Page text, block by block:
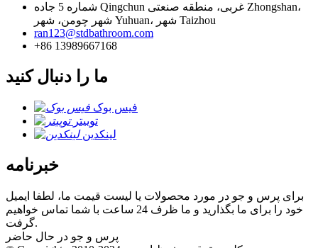
شماره 5 جاده Qingchun غربی، منطقه صنعتی Zhongshan،
شهر چومن، شهر Yuhuan، شهر Taizhou
ran123@stdbathroom.com
+86 13989667168
ما را دنبال کنید
فیس بوک
توییتر
لینکدین
خبرنامه
برای پرس و جو در مورد محصولات یا لیست قیمت ما، لطفا ایمیل
خود را برای ما بگذارید و ما ظرف 24 ساعت با شما تماس خواهیم
گرفت.
پرس و جو در حال حاضر